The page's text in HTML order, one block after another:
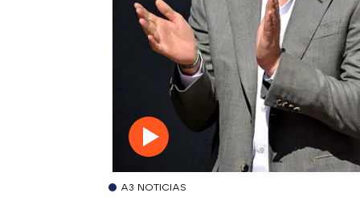
A3 NOTICIAS